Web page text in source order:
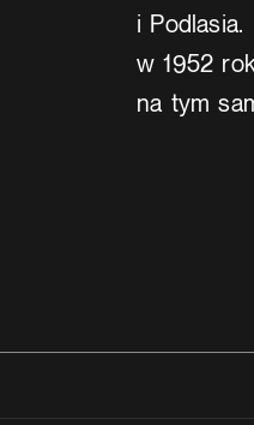
i
w 1952
na tym